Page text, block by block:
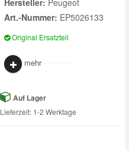
Art.-Nummer: EP5026133
Original Ersatzteil
mehr
Auf Lager
Lieferzeit: 1-2 Werktage